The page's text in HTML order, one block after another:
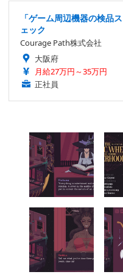
「ゲーム周辺機器の検品
ェック
Courage Path株式会社
大阪府
月給27万円～35万円
正社員